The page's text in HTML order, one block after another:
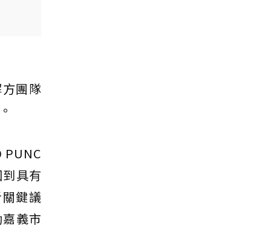
團隊
PUNC
具有
鍵議
義市